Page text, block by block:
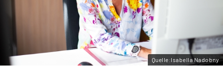
Gebärdensprache
Leichte Sprache
Quelle:Isabella Nadobny